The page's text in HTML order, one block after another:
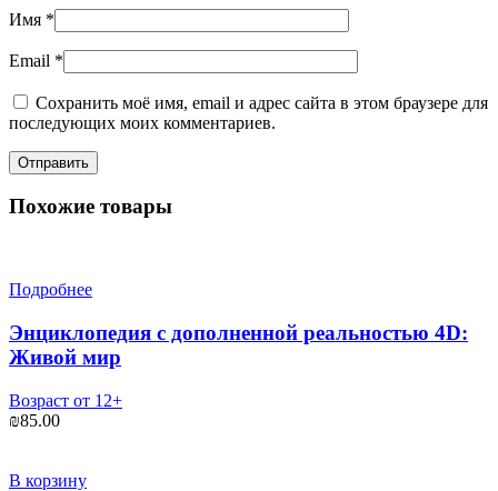
Имя *
Email *
Сохранить моё имя, email и адрес сайта в этом браузере для
последующих моих комментариев.
Похожие товары
Подробнее
Энциклопедия с дополненной реальностью 4D:
Живой мир
Возраст от 12+
₪85.00
В корзину